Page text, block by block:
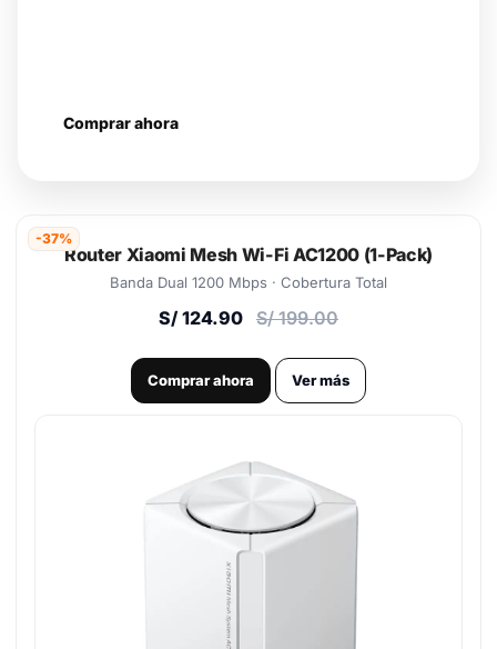
Comprar ahora
-37%
Router Xiaomi Mesh Wi-Fi AC1200 (1-Pack)
Banda Dual 1200 Mbps · Cobertura Total
S/ 124.90 S/ 199.00
Comprar ahora Ver más